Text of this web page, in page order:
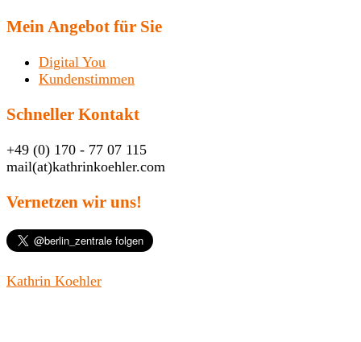
Mein Angebot für Sie
Digital You
Kundenstimmen
Schneller Kontakt
+49 (0) 170 - 77 07 115
mail(at)kathrinkoehler.com
Vernetzen wir uns!
Kathrin Koehler